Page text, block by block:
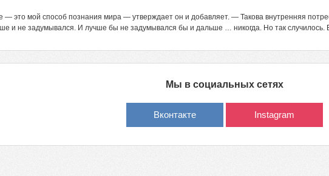
— это мой способ познания мира — утверждает он и добавляет. — Такова внутренняя
и не задумывался. И лучше бы не задумывался бы и дальше … никогда. Но так
Мы в социальных сетях
Вконтакте Instagram